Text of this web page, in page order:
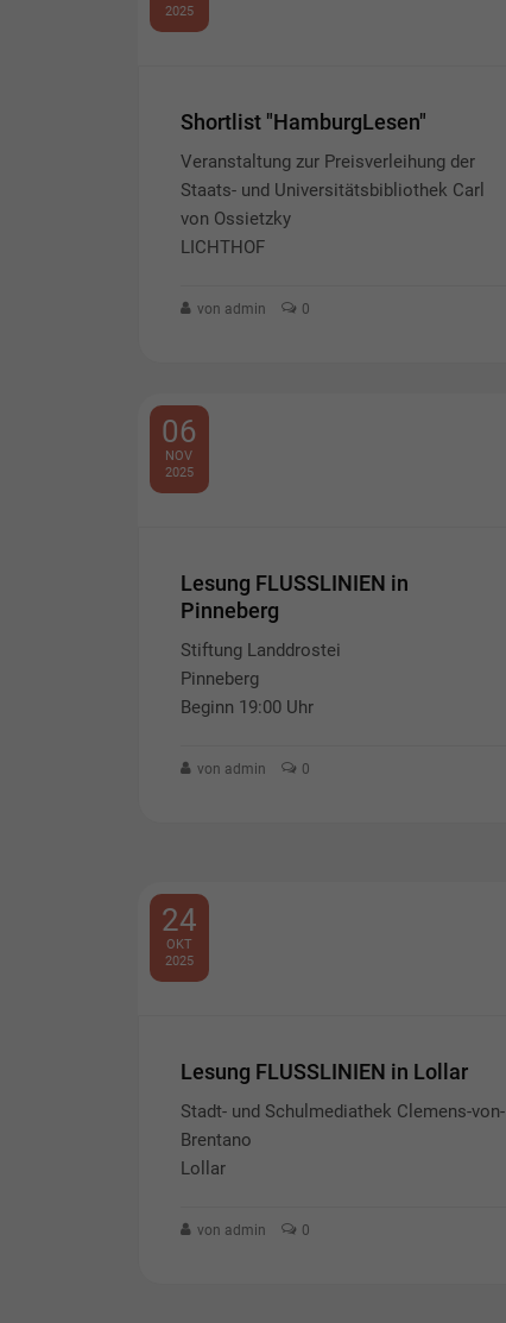
2025
Shortlist "HamburgLesen"
Veranstaltung zur Preisverleihung der
Staats- und Universitätsbibliothek Carl
von Ossietzky
LICHTHOF
von admin 0
06
NOV
2025
Lesung FLUSSLINIEN in
Pinneberg
Stiftung Landdrostei
Pinneberg
Beginn 19:00 Uhr
von admin 0
24
OKT
2025
Lesung FLUSSLINIEN in Lollar
Stadt- und Schulmediathek Clemens-von-
Brentano
Lollar
von admin 0